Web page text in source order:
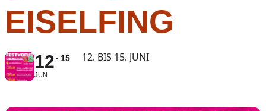
EISELFING
12
JUN
15 12. BIS 15. JUNI